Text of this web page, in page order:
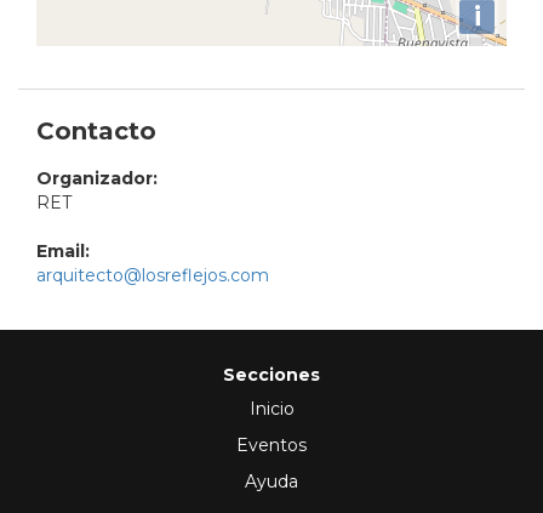
i
Contacto
Organizador:
RET
Email:
arquitecto@losreflejos.com
Secciones
Inicio
Eventos
Ayuda